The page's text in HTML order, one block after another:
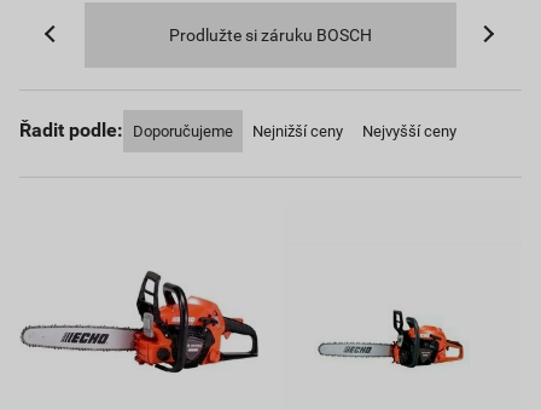
Prodlužte si záruku BOSCH
Řadit podle: Doporučujeme Nejnižší ceny Nejvyšší ceny